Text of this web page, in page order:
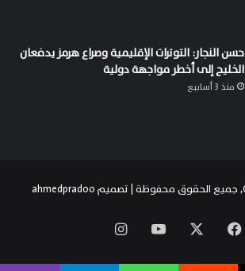
حسن النجار: التوترات الإقليمية وصراع هرمز يدفعان
الخليج إلى أخطر مواجهة دولية
منذ 3 أسابيع
ahmedpradoo
فيسبوك ‫YouTube